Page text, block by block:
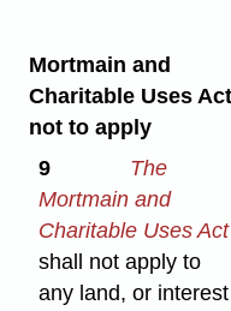
Mortmain and
Charitable Uses Act
not to apply
9
The
Mortmain and
Charitable Uses Act
shall not apply to
any land, or interest